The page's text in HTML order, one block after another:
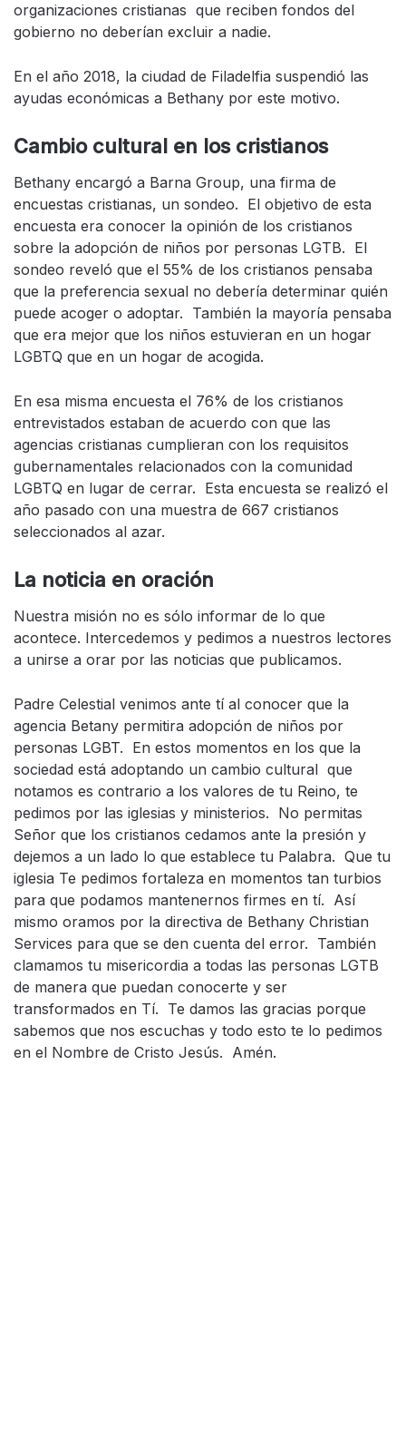
organizaciones cristianas que reciben fondos del
gobierno no deberían excluir a nadie.
En el año 2018, la ciudad de Filadelfia suspendió las
ayudas económicas a Bethany por este motivo.
Cambio cultural en los cristianos
Bethany encargó a Barna Group, una firma de
encuestas cristianas, un sondeo. El objetivo de esta
encuesta era conocer la opinión de los cristianos
sobre la adopción de niños por personas LGTB. El
sondeo reveló que el 55% de los cristianos pensaba
que la preferencia sexual no debería determinar quién
puede acoger o adoptar. También la mayoría pensaba
que era mejor que los niños estuvieran en un hogar
LGBTQ que en un hogar de acogida.
En esa misma encuesta el 76% de los cristianos
entrevistados estaban de acuerdo con que las
agencias cristianas cumplieran con los requisitos
gubernamentales relacionados con la comunidad
LGBTQ en lugar de cerrar. Esta encuesta se realizó el
año pasado con una muestra de 667 cristianos
seleccionados al azar.
La noticia en oración
Nuestra misión no es sólo informar de lo que
acontece. Intercedemos y pedimos a nuestros lectores
a unirse a orar por las noticias que publicamos.
Padre Celestial venimos ante tí al conocer que la
agencia Betany permitira adopción de niños por
personas LGBT. En estos momentos en los que la
sociedad está adoptando un cambio cultural que
notamos es contrario a los valores de tu Reino, te
pedimos por las iglesias y ministerios. No permitas
Señor que los cristianos cedamos ante la presión y
dejemos a un lado lo que establece tu Palabra. Que tu
iglesia Te pedimos fortaleza en momentos tan turbios
para que podamos mantenernos firmes en tí. Así
mismo oramos por la directiva de Bethany Christian
Services para que se den cuenta del error. También
clamamos tu misericordia a todas las personas LGTB
de manera que puedan conocerte y ser
transformados en Tí. Te damos las gracias porque
sabemos que nos escuchas y todo esto te lo pedimos
en el Nombre de Cristo Jesús. Amén.